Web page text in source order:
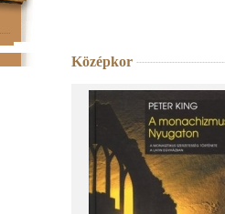
Középkor